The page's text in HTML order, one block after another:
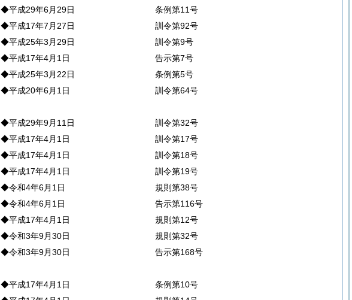
◆平成29年6月29日
条例第11号
◆平成17年7月27日
訓令第92号
◆平成25年3月29日
訓令第9号
◆平成17年4月1日
告示第7号
◆平成25年3月22日
条例第5号
◆平成20年6月1日
訓令第64号
◆平成29年9月11日
訓令第32号
◆平成17年4月1日
訓令第17号
◆平成17年4月1日
訓令第18号
◆平成17年4月1日
訓令第19号
◆令和4年6月1日
規則第38号
◆令和4年6月1日
告示第116号
◆平成17年4月1日
規則第12号
◆令和3年9月30日
規則第32号
◆令和3年9月30日
告示第168号
◆平成17年4月1日
条例第10号